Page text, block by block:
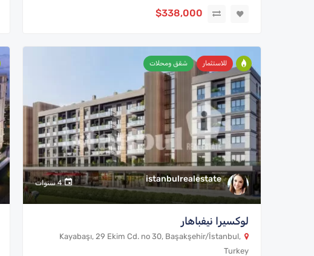
$338,000
istanbulrealestate 4 سنوات
للاستثمار شقق ومحلات
لوكسيرا نيفباهار
Kayabaşı, 29 Ekim Cd. no 30, Başakşehir/İstanbul,
Turkey